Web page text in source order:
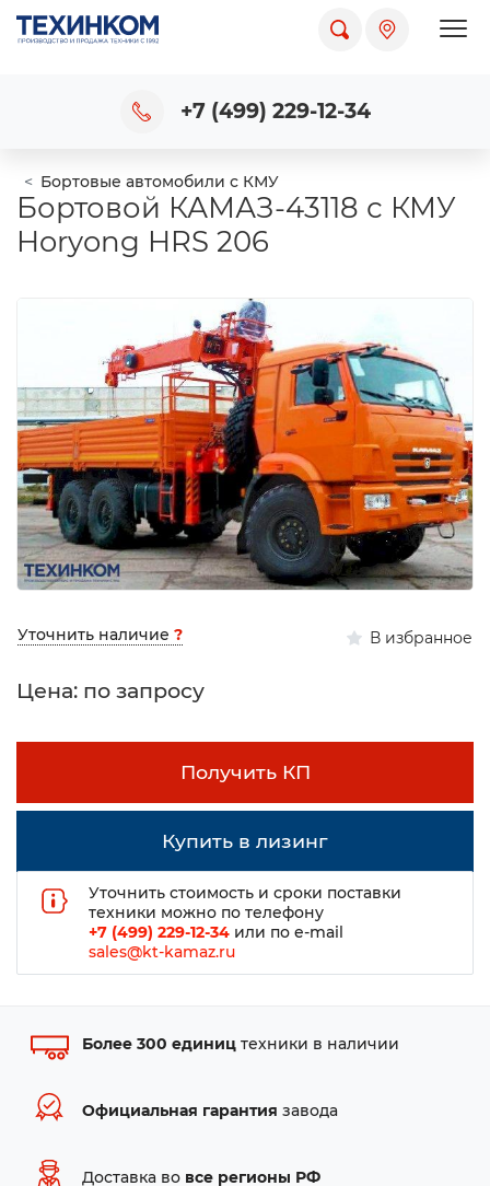
+7 (499) 229-12-34
Бортовые автомобили с КМУ
Бортовой КАМАЗ-43118 с КМУ
Horyong HRS 206
Уточнить наличие ? В избранное
Цена: по запросу
Получить КП
Купить в лизинг
Уточнить стоимость и сроки поставки
техники можно по телефону
+7 (499) 229-12-34 или по e-mail
sales@kt-kamaz.ru
Более 300 единиц техники в наличии
Официальная гарантия завода
Доставка во все регионы РФ